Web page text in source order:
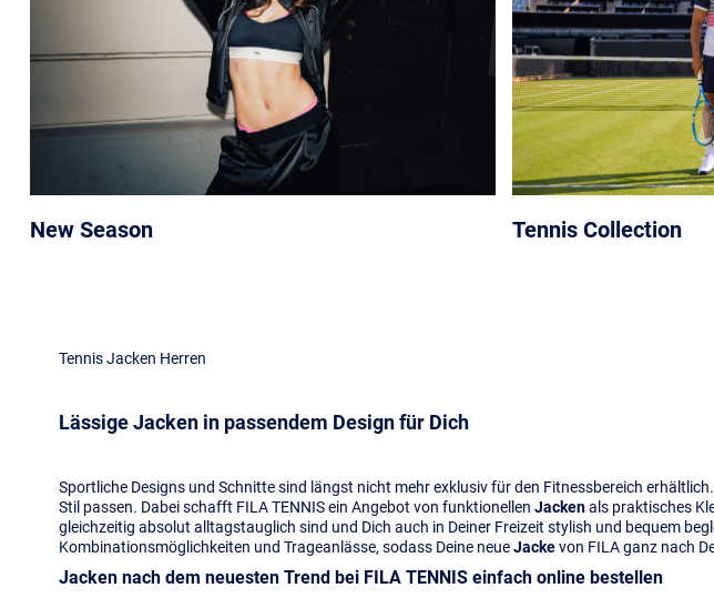
New Season Tennis Collection
Tennis Jacken Herren
Lässige Jacken in passendem Design für Dich
Sportliche Designs und Schnitte sind längst nicht mehr exklusiv für den Fitnessbereich
Stil passen. Dabei schafft FILA TENNIS ein Angebot von funktionellen Jackenals praktisches
gleichzeitig absolut alltagstauglich sind und Dich auch in Deiner Freizeit stylish und bequem
Kombinationsmöglichkeiten und Trageanlässe, sodass Deine neueJackevon FILA ganz nach
Jacken nach dem neuesten Trend bei FILA TENNIS einfach online bestellen